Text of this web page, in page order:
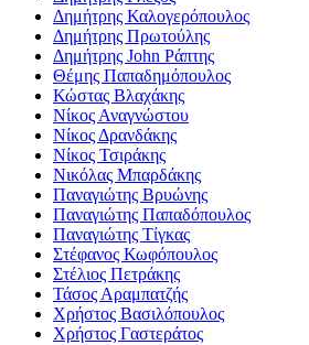
Δημήτρης Καλογερόπουλος
Δημήτρης Πρωτούλης
Δημήτρης John Ράπτης
Θέμης Παπαδημόπουλος
Κώστας Βλαχάκης
Νίκος Αναγνώστου
Νίκος Δρανδάκης
Νίκος Τσιράκης
Νικόλας Μπαρδάκης
Παναγιώτης Βρυώνης
Παναγιώτης Παπαδόπουλος
Παναγιώτης Τίγκας
Στέφανος Κωφόπουλος
Στέλιος Πετράκης
Τάσος Αραμπατζής
Χρήστος Βασιλόπουλος
Χρήστος Γαστεράτος